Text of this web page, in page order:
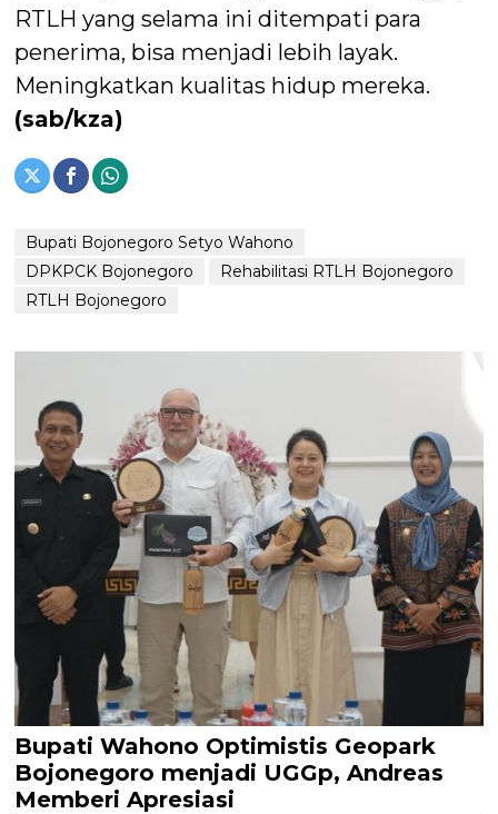
RTLH yang selama ini ditempati para
penerima, bisa menjadi lebih layak.
Meningkatkan kualitas hidup mereka.
(sab/kza)
Bupati Bojonegoro Setyo Wahono
DPKPCK Bojonegoro
Rehabilitasi RTLH Bojonegoro
RTLH Bojonegoro
Bupati Wahono Optimistis Geopark
Bojonegoro menjadi UGGp, Andreas
Memberi Apresiasi